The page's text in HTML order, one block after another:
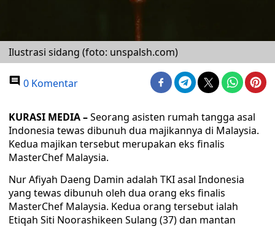
Ilustrasi sidang (foto: unspalsh.com)
0 Komentar
KURASI MEDIA –Seorang asisten rumah tangga asal
Indonesia tewas dibunuh dua majikannya di Malaysia.
Kedua majikan tersebut merupakan eks finalis
MasterChef Malaysia.
Nur Afiyah Daeng Damin adalah TKI asal Indonesia
yang tewas dibunuh oleh dua orang eks finalis
MasterChef Malaysia. Kedua orang tersebut ialah
Etiqah Siti Noorashikeen Sulang (37) dan mantan